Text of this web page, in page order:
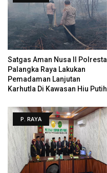
Satgas Aman Nusa II Polresta
Palangka Raya Lakukan
Pemadaman Lanjutan
Karhutla Di Kawasan Hiu Putih
P. RAYA